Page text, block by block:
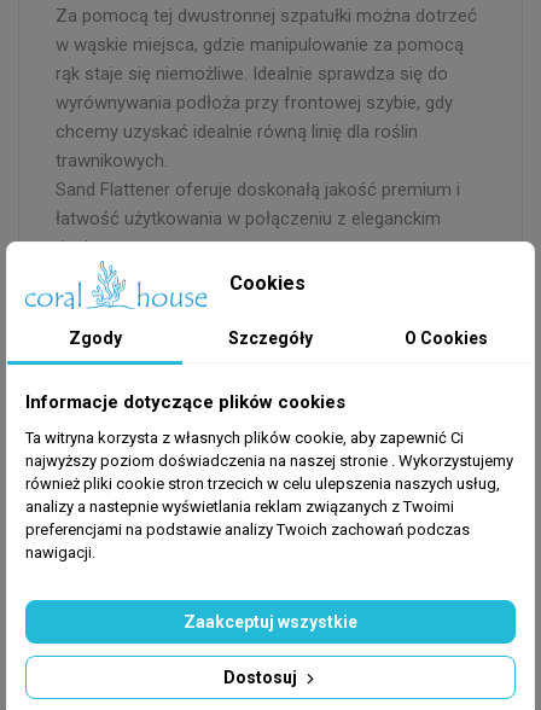
Za pomocą tej dwustronnej szpatułki można dotrzeć
w wąskie miejsca, gdzie manipulowanie za pomocą
rąk staje się niemożliwe. Idealnie sprawdza się do
wyrównywania podłoża przy frontowej szybie, gdy
chcemy uzyskać idealnie równą linię dla roślin
trawnikowych.
Sand Flattener oferuje doskonałą jakość premium i
łatwość użytkowania w połączeniu z eleganckim
designem.
Szpatułka wykonana jest ze stali nierdzewnej.
Kompaktowa długość, oraz dwie różnej szerokości
powierzchnie szpatułek, pozwalają na wygodne
użytkowanie nawet w mniejszych akwariach.
Szerokość szpatułki I: 15 mm
Szerokość szpatułki II: 60 mm
Materiał: Stal nierdzewna, satynowa
Waga: 25g
Cookies
Zgody Szczegóły O Cookies
Informacje dotyczące plików cookies
Ta witryna korzysta z własnych plików cookie, aby zapewnić Ci
najwyższy poziom doświadczenia na naszej stronie . Wykorzystujemy
również pliki cookie stron trzecich w celu ulepszenia naszych usług,
analizy a nastepnie wyświetlania reklam związanych z Twoimi
preferencjami na podstawie analizy Twoich zachowań podczas
nawigacji.
Dostosuj
Zaakceptuj wszystkie